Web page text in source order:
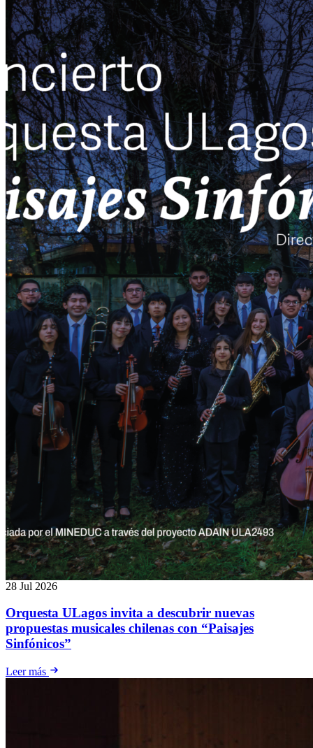
28 Jul 2026
Orquesta ULagos invita a descubrir nuevas
propuestas musicales chilenas con “Paisajes
Sinfónicos”
Leer más